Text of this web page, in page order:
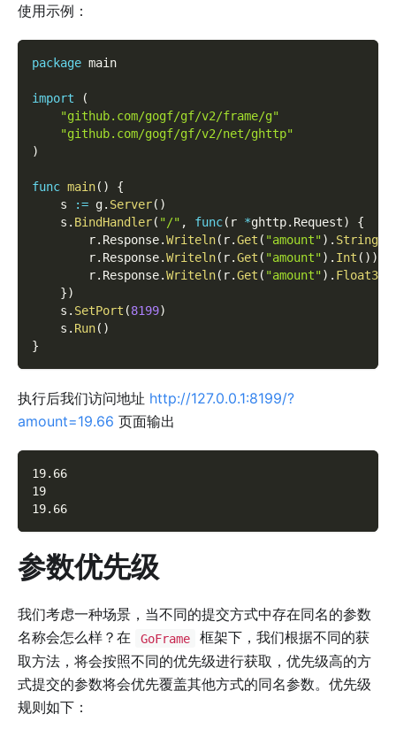
使用示例：
package main
import
(
"github.com/gogf/gf/v2/frame/g"
"github.com/gogf/gf/v2/net/ghttp"
)
func main( )
{
    s
:= g. Server( )
    s
. BindHandler( "/" , func( r *ghttp. Request)
{
        r
. Response.Writeln( r.Get ( "amount") . String
        r
. Response.Writeln( r.Get ( "amount") . Int ( ) )
        r
. Response.Writeln( r.Get ( "amount") . Float32
})
    s
. SetPort (8199)
    s
. Run( )
}
执行后我们访问地址 http://127.0.0.1:8199/?
amount=19.66 页面输出
19.66
19
19.66
参数优先级
我们考虑一种场景，当不同的提交方式中存在同名的参数
名称会怎么样？在
GoFrame
框架下，我们根据不同的获
取方法，将会按照不同的优先级进行获取，优先级高的方
式提交的参数将会优先覆盖其他方式的同名参数。优先级
规则如下：